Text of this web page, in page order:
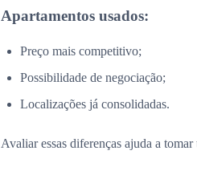
Apartamentos usados:
Preço mais competitivo;
Possibilidade de negociação;
Localizações já consolidadas.
Avaliar essas diferenças ajuda a